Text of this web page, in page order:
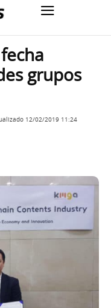
grupos
12/02/2019 11:24